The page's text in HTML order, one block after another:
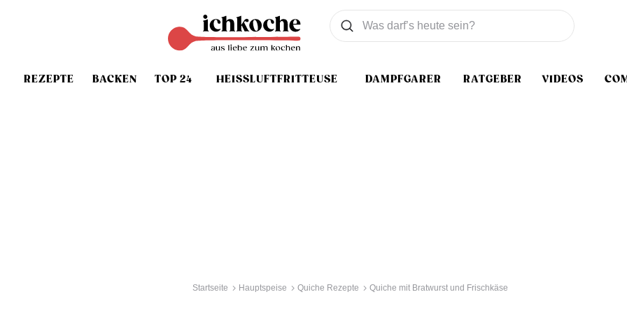
REZEPTE BACKEN TOP 24 HEISSLUFTFRITTEUSE DAMPFGARER RATGEBER VIDEOS
Was wollen Sie suchen
Suchen
Startseite Hauptspeise Quiche Rezepte Quiche mit Bratwurst und Frischkäse